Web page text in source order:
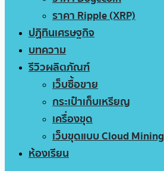
ราคา Ripple (XRP)
ปฏิทินเศรษฐกิจ
บทความ
รีวิวผลิตภัณฑ์
เว็บซื้อขาย
กระเป๋าเก็บเหรียญ
เครื่องขุด
เว็บขุดแบบ Cloud Mining
ห้องเรียน